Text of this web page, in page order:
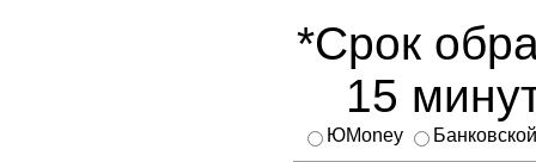
*Срок
15
ЮMoney